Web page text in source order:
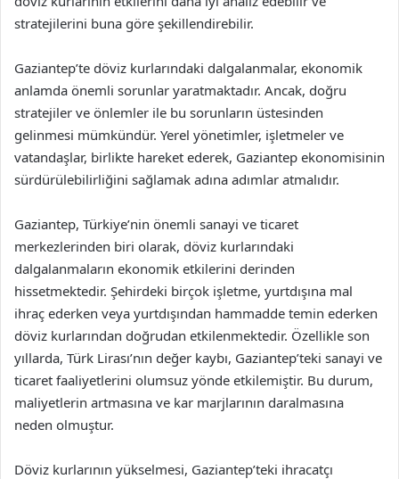
stratejilerini buna göre şekillendirebilir.
Gaziantep’te döviz kurlarındaki dalgalanmalar, ekonomik
anlamda önemli sorunlar yaratmaktadır. Ancak, doğru
stratejiler ve önlemler ile bu sorunların üstesinden
gelinmesi mümkündür. Yerel yönetimler, işletmeler ve
vatandaşlar, birlikte hareket ederek, Gaziantep ekonomisinin
sürdürülebilirliğini sağlamak adına adımlar atmalıdır.
Gaziantep, Türkiye’nin önemli sanayi ve ticaret
merkezlerinden biri olarak, döviz kurlarındaki
dalgalanmaların ekonomik etkilerini derinden
hissetmektedir. Şehirdeki birçok işletme, yurtdışına mal
ihraç ederken veya yurtdışından hammadde temin ederken
döviz kurlarından doğrudan etkilenmektedir. Özellikle son
yıllarda, Türk Lirası’nın değer kaybı, Gaziantep’teki sanayi ve
ticaret faaliyetlerini olumsuz yönde etkilemiştir. Bu durum,
maliyetlerin artmasına ve kar marjlarının daralmasına
neden olmuştur.
Döviz kurlarının yükselmesi, Gaziantep’teki ihracatçı